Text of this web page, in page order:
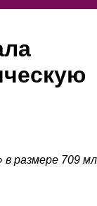
в размере 709